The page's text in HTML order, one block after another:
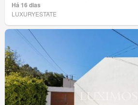
Há 16 dias
LUXURYESTATE